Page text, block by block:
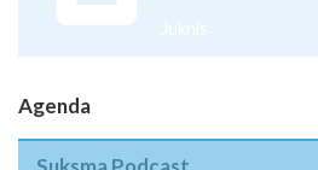
Juknis
Agenda